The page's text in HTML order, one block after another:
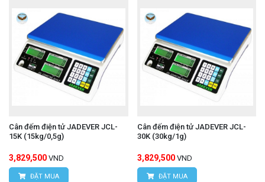
Cân đếm điện tử JADEVER JCL-
15K (15kg/0,5g)
3,829,500 VND
ĐẶT MUA
Cân đếm điện tử JADEVER JCL-
30K (30kg/1g)
3,829,500 VND
ĐẶT MUA